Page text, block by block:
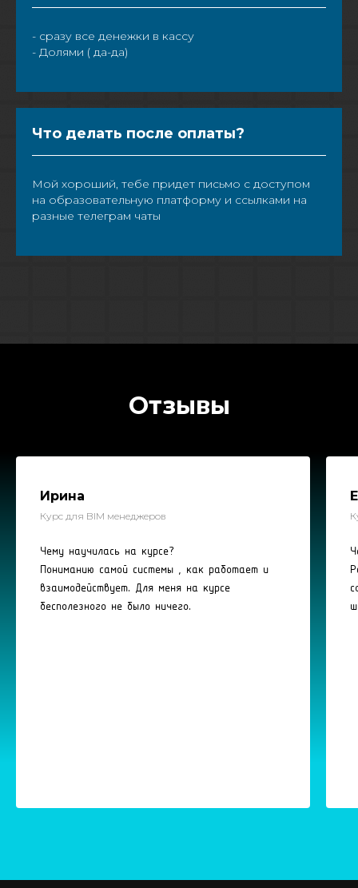
- сразу все денежки в кассу
- Долями ( да-да)
Что делать после оплаты?
Мой хороший, тебе придет письмо с доступом
на образовательную платформу и ссылками на
разные телеграм чаты
Отзывы
Ирина
Курс для BIM менеджеров
Чему научилась на курсе?
Пониманию самой системы , как работает и
взаимодействует. Для меня на курсе
бесполезного не было ничего.